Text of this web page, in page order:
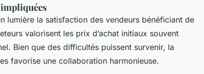
lumière la satisfaction des vendeurs bénéficiant de
valorisent les prix d’achat initiaux souvent
Bien que des difficultés puissent survenir, la
favorise une collaboration harmonieuse.